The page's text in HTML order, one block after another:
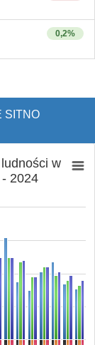
0,2%
SITNO
w
2024